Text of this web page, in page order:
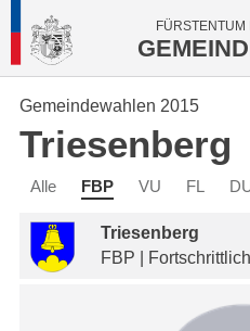
FÜRSTENTUM
Gemeindewahlen 2015
Triesenberg
Alle FBP VU FL
Triesenberg
FBP |